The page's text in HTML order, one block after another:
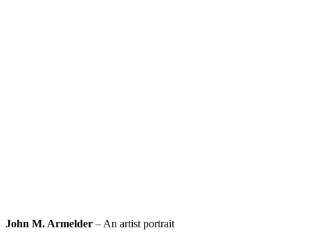
John M. Armelder – An artist portrait